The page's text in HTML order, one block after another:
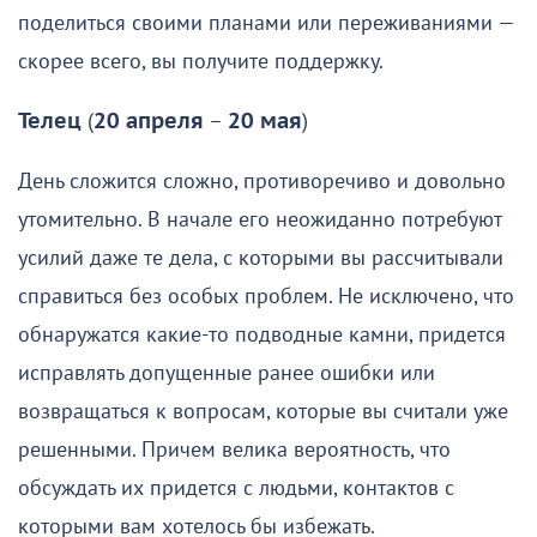
поделиться своими планами или переживаниями —
скорее всего, вы получите поддержку.
Телец (20 апреля – 20 мая)
День сложится сложно, противоречиво и довольно
утомительно. В начале его неожиданно потребуют
усилий даже те дела, с которыми вы рассчитывали
справиться без особых проблем. Не исключено, что
обнаружатся какие-то подводные камни, придется
исправлять допущенные ранее ошибки или
возвращаться к вопросам, которые вы считали уже
решенными. Причем велика вероятность, что
обсуждать их придется с людьми, контактов с
которыми вам хотелось бы избежать.